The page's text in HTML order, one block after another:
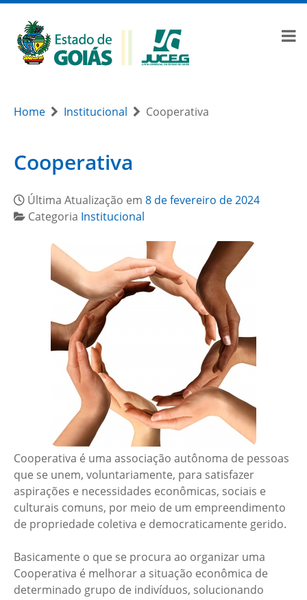
Home Institucional Cooperativa
Cooperativa
Última Atualização em 8 de fevereiro de 2024
Categoria Institucional
Cooperativa é uma associação autônoma de pessoas
que se unem, voluntariamente, para satisfazer
aspirações e necessidades econômicas, sociais e
culturais comuns, por meio de um empreendimento
de propriedade coletiva e democraticamente gerido.
Basicamente o que se procura ao organizar uma
Cooperativa é melhorar a situação econômica de
determinado grupo de indivíduos, solucionando